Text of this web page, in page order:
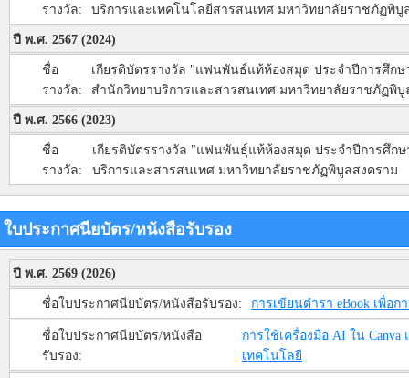
รางวัล:
บริการและเทคโนโลยีสารสนเทศ มหาวิทยาลัยราชภัฏพิบู
ปี พ.ศ. 2567 (2024)
ชื่อ
รางวัล:
เกียรติบัตรรางวัล "แฟนพันธ์แท้ห้องสมุด ประจำปีการศึก
สำนักวิทยาบริการและสารสนเทศ มหาวิทยาลัยราชภัฏพิบู
ปี พ.ศ. 2566 (2023)
ชื่อ
รางวัล:
เกียรติบัตรรางวัล "แฟนพันธุ์แท้ห้องสมุด ประจำปีการศึก
บริการและสารสนเทศ มหาวิทยาลัยราชภัฏพิบูลสงคราม
ใบประกาศนียบัตร/หนังสือรับรอง
ปี พ.ศ. 2569 (2026)
ชื่อใบประกาศนียบัตร/หนังสือรับรอง: การเขียนตำรา eBook เพื่
ชื่อใบประกาศนียบัตร/หนังสือ
รับรอง:
การใช้เครื่องมือ AI ใน
เทคโนโลยี